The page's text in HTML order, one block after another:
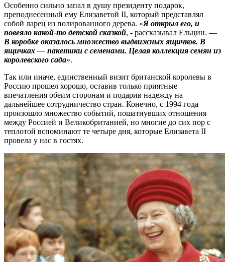
Особенно сильно запал в душу президенту подарок,
преподнесенный ему Елизаветой II, который представлял
собой ларец из полированного дерева. «Я открыл его, и
повеяло какой-то детской сказкой, - рассказывал Ельцин. —
В коробке оказалось множество выдвижных ящичков. В
ящичках — пакетики с семенами. Целая коллекция семян из
королевского сада».
Так или иначе, единственный визит британской королевы в
Россию прошел хорошо, оставив только приятные
впечатления обеим сторонам и подарив надежду на
дальнейшее сотрудничество стран. Конечно, с 1994 года
произошло множество событий, пошатнувших отношения
между Россией и Великобританией, но многие до сих пор с
теплотой вспоминают те четыре дня, которые Елизавета II
провела у нас в гостях.